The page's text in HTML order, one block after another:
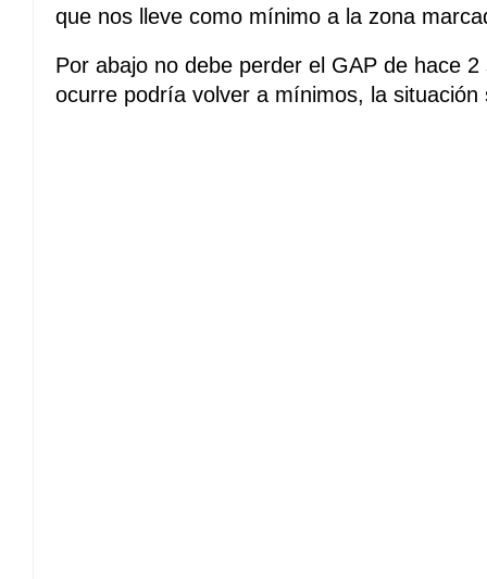
que nos lleve como mínimo a la zona
Por abajo no debe perder el GAP de hace
ocurre podría volver a mínimos, la situación